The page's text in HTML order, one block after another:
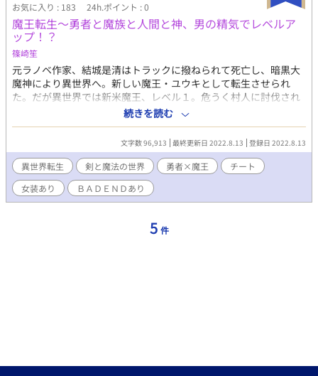
お気に入り : 183 24h.ポイント : 0
魔王転生～勇者と魔族と人間と神、男の精気でレベルア
ップ！？
篠崎笙
元ラノベ作家、結城是清はトラックに撥ねられて死亡し、暗黒大
魔神により異世界へ。新しい魔王・ユウキとして転生させられ
た。だが異世界では新米魔王、レベル１。危うく村人に討伐され
かかったところを勇者に助けられ、一目惚れされる。レベルアッ
プには男の精気が最適だった。魔神に世界征服を命じられ、魔界
に人間界、王様や公爵たちの精気を食いまくり、目指せ世界征
服！（でも処女）ユウキははたして世界を征服できるの
か……！？
続きを読む
文字数 96,913 最終更新日 2022.8.13 登録日 2022.8.13
異世界転生 剣と魔法の世界 勇者×魔王
チート
女装あり
ＢＡＤＥＮＤあり
5 件